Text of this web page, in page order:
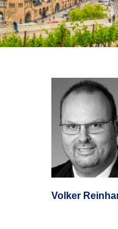
Volker